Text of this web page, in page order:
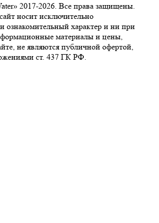
2017-2026. Все права защищены.
носит исключительно
характер и ни при
материалы и цены,
не являются публичной офертой,
ст. 437 ГК РФ.